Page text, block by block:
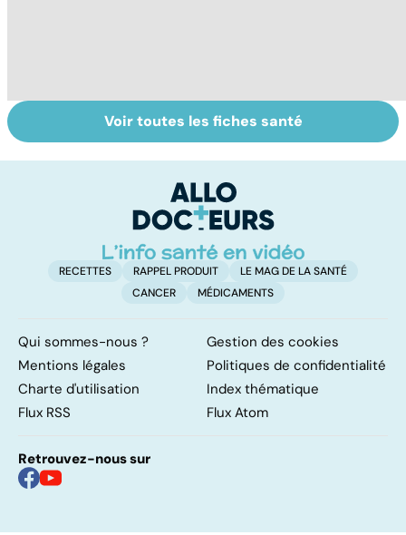
HPV : tout savoir
sur les
VIH : la maladie
dont on ne guérit
Voir toutes les fiches santé
RECETTES RAPPEL PRODUIT
LE MAG DE LA SANTÉ
CANCER
MÉDICAMENTS
Qui sommes-nous ?
Gestion des cookies
Mentions légales
Politiques de confidentialité
Charte d'utilisation
Index thématique
Flux RSS
Flux Atom
Retrouvez-nous sur